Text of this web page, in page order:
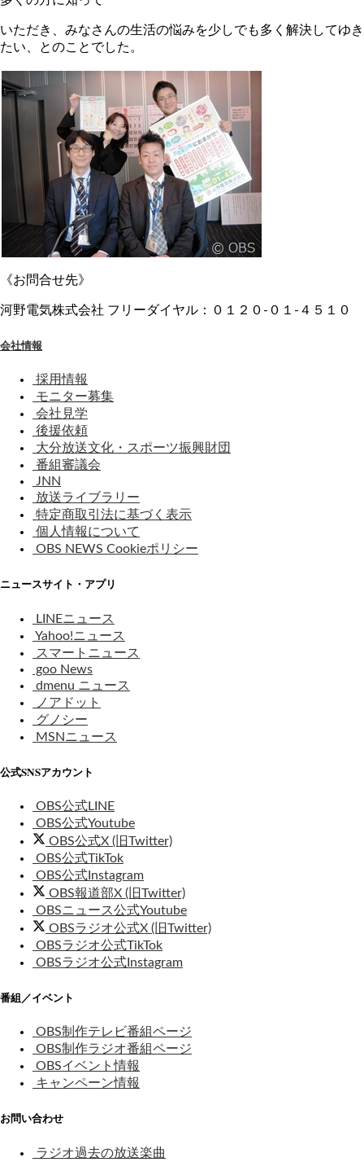
いただき、みなさんの生活の悩みを少しでも多く解決してゆき
たい、とのことでした。
《お問合せ先》
河野電気株式会社 フリーダイヤル：０１２０-０１-４５１０
会社情報
採用情報
モニター募集
会社見学
後援依頼
大分放送文化・スポーツ振興財団
番組審議会
JNN
放送ライブラリー
特定商取引法に基づく表示
個人情報について
OBS NEWS Cookieポリシー
ニュースサイト・アプリ
LINEニュース
Yahoo!ニュース
スマートニュース
goo News
dmenu ニュース
ノアドット
グノシー
MSNニュース
公式SNSアカウント
OBS公式LINE
OBS公式Youtube
OBS公式X (旧Twitter)
OBS公式TikTok
OBS公式Instagram
OBS報道部X (旧Twitter)
OBSニュース公式Youtube
OBSラジオ公式X (旧Twitter)
OBSラジオ公式TikTok
OBSラジオ公式Instagram
番組／イベント
OBS制作テレビ番組ページ
OBS制作ラジオ番組ページ
OBSイベント情報
キャンペーン情報
お問い合わせ
ラジオ過去の放送楽曲